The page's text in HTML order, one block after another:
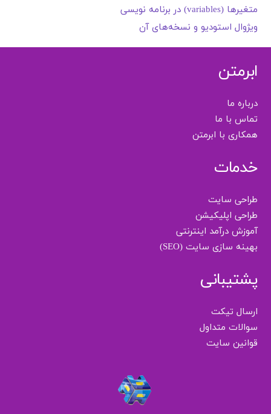
متغیرها (variables) در برنامه نویسی
ویژوال استودیو و نسخه‌های آن
ابرمتن
درباره ما
تماس با ما
همکاری با ابرمتن
خدمات
طراحی سایت
طراحی اپلیکیشن
آموزش درآمد اینترنتی
بهینه سازی سایت (SEO)
پشتیبانی
ارسال تیکت
سوالات متداول
قوانین سایت